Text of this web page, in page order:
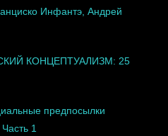
Инфантэ, Андрей
КОНЦЕПТУАЛИЗМ: 25
предпосылки
1